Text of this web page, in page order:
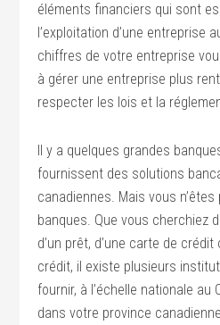
éléments financiers qui sont
l’exploitation d’une entreprise
chiffres de votre entreprise
à gérer une entreprise plus
respecter les lois et la
Il y a quelques grandes
fournissent des solutions
canadiennes. Mais vous
banques. Que vous cherchiez
d’un prêt, d’une carte de crédit
crédit, il existe plusieurs
fournir, à l’échelle nationale au
dans votre province